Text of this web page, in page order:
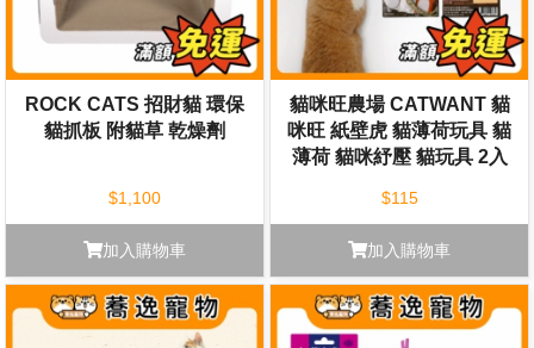
ROCK CATS 招財貓 環保
貓抓板 附貓草 乾燥劑
$1,100
加入購物車
貓咪旺農場 CATWANT 貓
咪旺 紙壁虎 貓薄荷玩具 貓
薄荷 貓咪紓壓 貓玩具 2入
$115
加入購物車